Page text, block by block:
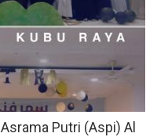
Putri (Aspi) Al